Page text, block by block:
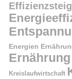
Energien
Ernährung
Kreislaufwirtschaft